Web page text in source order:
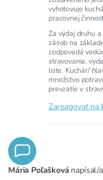
vyhotovuje
pracovnej
Za výdaj druhu
zásob na
zodpovedá
stravovania,
liste. Kuchár/
množstvo
prevzatie v
Zareagovať na
Mária Poľašková napísal/a